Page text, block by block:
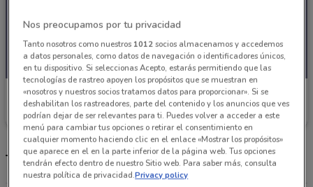
Mumuso
3.3 km
Tiendas Mumuso más cercanas
Nos preocupamos por tu privacidad
Tanto nosotros como nuestros 1012socios almacenamos y accedemos
a datos personales, como datos de navegación o identificadores únicos,
en tu dispositivo. Si seleccionas Acepto, estarás permitiendo que las
tecnologías de rastreo apoyen los propósitos que se muestran en
«nosotros y nuestros socios tratamos datos para proporcionar». Si se
deshabilitan los rastreadores, parte del contenido y los anuncios que ves
podrían dejar de ser relevantes para ti. Puedes volver a acceder a este
menú para cambiar tus opciones o retirar el consentimiento en
cualquier momento haciendo clic en el enlace «Mostrar los propósitos»
que aparece en el en la parte inferior de la página web. Tus opciones
tendrán efecto dentro de nuestro Sitio web. Para saber más, consulta
nuestra política de privacidad.Privacy policy